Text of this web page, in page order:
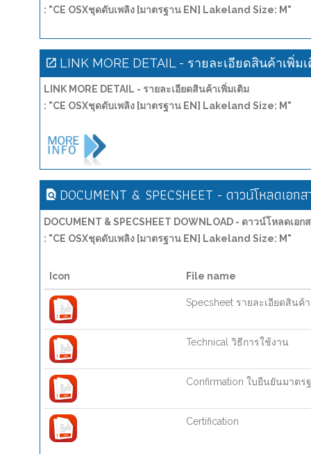
: "CE OSXชุดดับเพลิง [มาตรฐาน EN] Lakeland Size: M"
LINK MORE DETAIL - รายละเอียดสินค้าเพิ่ม
LINK MORE DETAIL - รายละเอียดสินค้าเพิ่มเติม
: "CE OSXชุดดับเพลิง [มาตรฐาน EN] Lakeland Size: M"
DOCUMENT & SPECSHEET - ดาวน์โหลดเอกส
DOCUMENT & SPECSHEET DOWNLOAD - ดาวน์โหลดเอก
: "CE OSXชุดดับเพลิง [มาตรฐาน EN] Lakeland Size: M"
Icon File name
Specsheet รายละเอียดสินค้า
Technical วิธีการใช้งาน
Confirmation ใบยืนยันมาตร
Certification